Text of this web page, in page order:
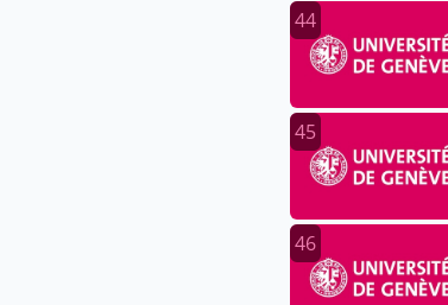
44
45
46